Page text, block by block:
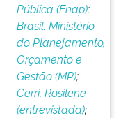
Pública (Enap);
Brasil. Ministério
do Planejamento,
Orçamento e
Gestão (MP);
Cerri, Rosilene
(entrevistada);